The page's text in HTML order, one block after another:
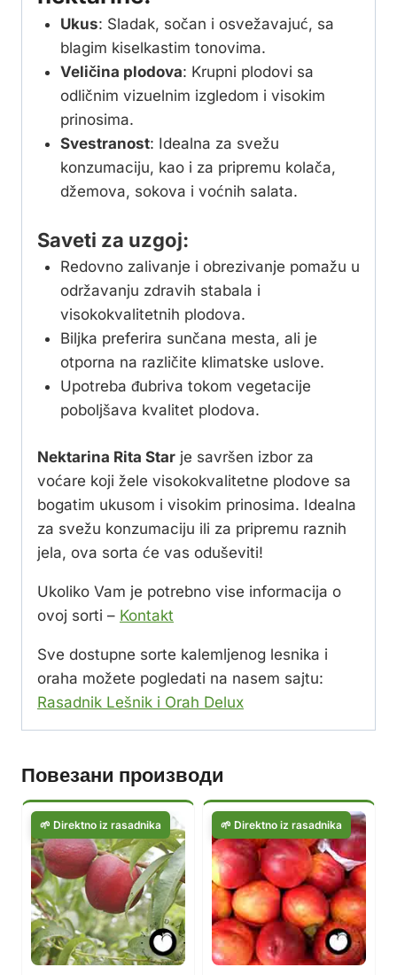
Ukus: Sladak, sočan i osvežavajuć, sa
blagim kiselkastim tonovima.
Veličina plodova: Krupni plodovi sa
odličnim vizuelnim izgledom i visokim
prinosima.
Svestranost: Idealna za svežu
konzumaciju, kao i za pripremu kolača,
džemova, sokova i voćnih salata.
Saveti za uzgoj:
Redovno zalivanje i obrezivanje pomažu u
održavanju zdravih stabala i
visokokvalitetnih plodova.
Biljka preferira sunčana mesta, ali je
otporna na različite klimatske uslove.
Upotreba đubriva tokom vegetacije
poboljšava kvalitet plodova.
Nektarina Rita Star je savršen izbor za
voćare koji žele visokokvalitetne plodove sa
bogatim ukusom i visokim prinosima. Idealna
za svežu konzumaciju ili za pripremu raznih
jela, ova sorta će vas oduševiti!
Ukoliko Vam je potrebno vise informacija o
ovoj sorti – Kontakt
Sve dostupne sorte kalemljenog lesnika i
oraha možete pogledati na nasem sajtu:
Rasadnik Lešnik i Orah Delux
Повезани производи